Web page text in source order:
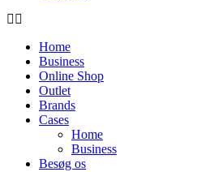
Home
Business
Online Shop
Outlet
Brands
Cases
Home
Business
Besøg os